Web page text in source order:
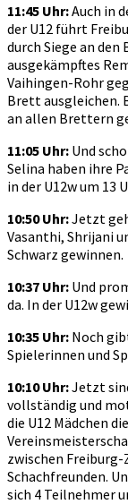
11:45 Uhr:Auch in
der U12 führt
durch Siege an
ausgekämpftes
Vaihingen-Rohr
Brett ausgleichen.
an allen Brettern
11:05 Uhr: Und
Selina haben ihre
in der U12w um 13
10:50 Uhr:Jetzt
Vasanthi, Shrijani
Schwarz gewinnen.
10:37 Uhr: Und
da. In der U12w
10:35 Uhr: Noch
Spielerinnen und
10:10 Uhr:Jetzt
vollständig und
die U12 Mädchen
zwischen
Schachfreunden.
sich 4 Teilnehmer